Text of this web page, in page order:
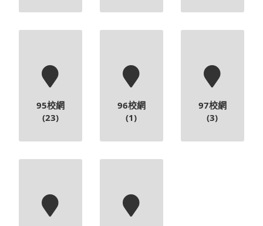
95校網
(23)
96校網
(1)
97校網
(3)